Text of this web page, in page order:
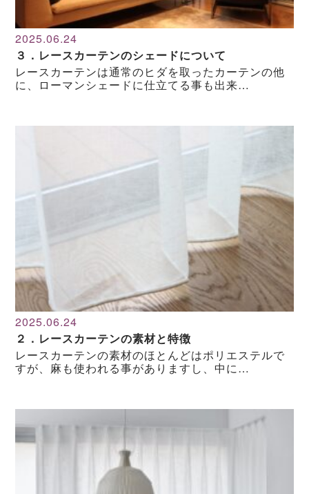
2025.06.24
３．レースカーテンのシェードについて
レースカーテンは通常のヒダを取ったカーテンの他
に、ローマンシェードに仕立てる事も出来…
2025.06.24
２．レースカーテンの素材と特徴
レースカーテンの素材のほとんどはポリエステルで
すが、麻も使われる事がありますし、中に…